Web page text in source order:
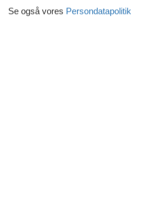
10
Se også vores Persondatapolitik